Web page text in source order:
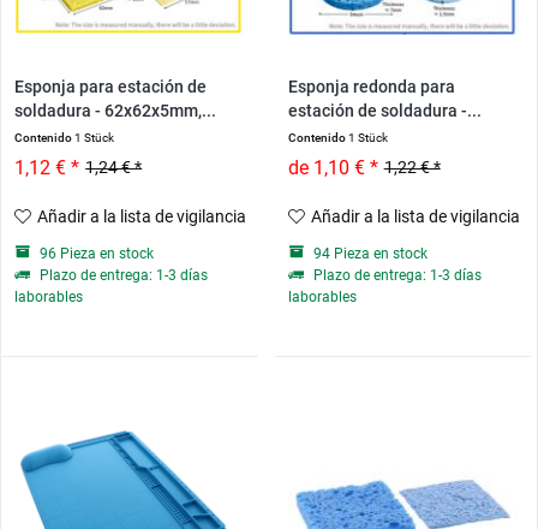
Esponja para estación de
soldadura - 62x62x5mm,...
Contenido1 Stück
1,24 € *
1,12 € *
Añadir a la lista de vigilancia
96 Pieza en stock
Plazo de entrega: 1-3 días
laborables
Esponja redonda para
estación de soldadura -...
Contenido1 Stück
1,22 € *
de 1,10 € *
Añadir a la lista de vigilancia
94 Pieza en stock
Plazo de entrega: 1-3 días
laborables